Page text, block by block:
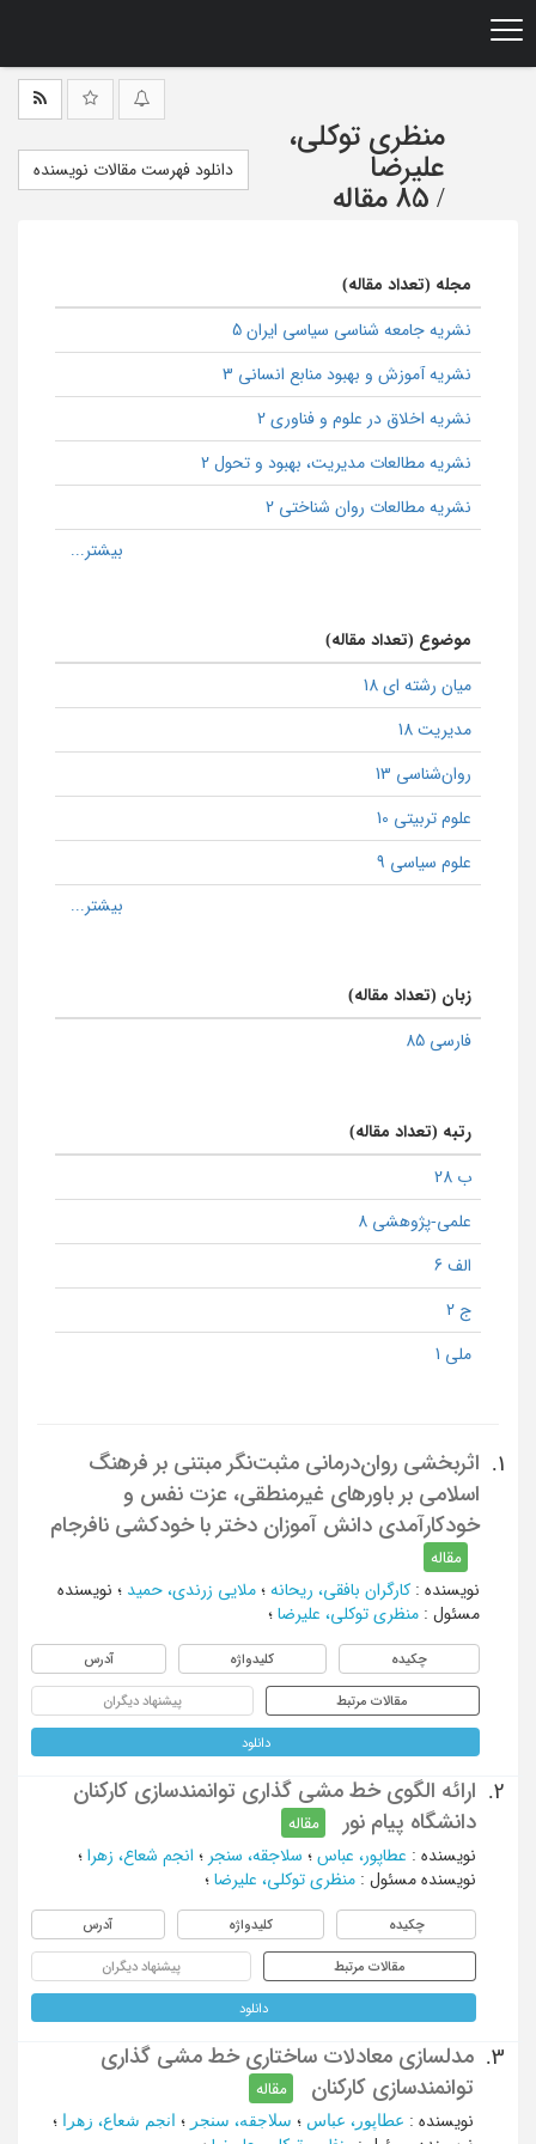
منظری توکلی،
علیرضا
/ 85 مقاله
دانلود فهرست مقالات نویسنده
مجله (تعداد مقاله)
نشریه جامعه شناسی سیاسی ایران 5
نشریه آموزش و بهبود منابع انسانی 3
نشریه اخلاق در علوم و فناوری 2
نشریه مطالعات مدیریت، بهبود و تحول 2
نشریه مطالعات روان شناختی 2
موضوع (تعداد مقاله)
میان رشته ای 18
مدیریت 18
روان‌شناسی 13
علوم تربیتی 10
علوم سیاسی 9
زبان (تعداد مقاله)
فارسی 85
رتبه (تعداد مقاله)
ب 28
علمی-پژوهشی 8
الف 6
ج 2
ملی 1
1.
اثربخشی روان‌درمانی مثبت‌نگر مبتنی بر فرهنگ
اسلامی بر باورهای غیرمنطقی، عزت نفس و
خودکارآمدی دانش آموزان دختر با خودکشی نافرجام
مقاله
نویسنده : کارگران بافقی، ریحانه ؛ ملایی زرندی، حمید ؛ نویسنده
مسئول : منظری توکلی، علیرضا ؛
چکیده کلیدواژه آدرس
مقالات مرتبط پیشنهاد دیگران
دانلود
2.
ارائه الگوی خط مشی گذاری توانمندسازی کارکنان
دانشگاه پیام نور
مقاله
نویسنده : عطاپور، عباس ؛ سلاجقه، سنجر ؛ انجم شعاع، زهرا ؛
نویسنده مسئول : منظری توکلی، علیرضا ؛
چکیده کلیدواژه آدرس
مقالات مرتبط پیشنهاد دیگران
دانلود
3.
مدلسازی معادلات ساختاری خط مشی گذاری
توانمندسازی کارکنان
مقاله
نویسنده : ﻋﻄﺎﭘﻮﺭ، ﻋﺒﺎﺱ ؛ ﺳﻼﺟﻘﻪ، ﺳﻨﺠﺮ ؛ ﺍﻧﺠﻢ ﺷﻌﺎﻉ، ﺯﻫﺮﺍ
؛